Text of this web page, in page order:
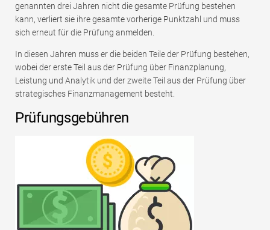
genannten drei Jahren nicht die gesamte Prüfung bestehen
kann, verliert sie ihre gesamte vorherige Punktzahl und muss
sich erneut für die Prüfung anmelden.
In diesen Jahren muss er die beiden Teile der Prüfung bestehen,
wobei der erste Teil aus der Prüfung über Finanzplanung,
Leistung und Analytik und der zweite Teil aus der Prüfung über
strategisches Finanzmanagement besteht.
Prüfungsgebühren